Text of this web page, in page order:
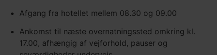
Afgang fra hotellet mellem 08.30 og 09.00
Ankomst til næste overnatningssted omkring kl.
17.00, afhængig af vejforhold, pauser og